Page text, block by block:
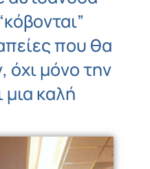
που θα
όχι μόνο την
μια καλή